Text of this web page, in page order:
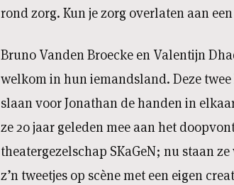
rond zorg. Kun je zorg overlaten aan
Bruno Vanden Broecke en Valentijn
welkom in hun iemandsland. Deze twee
slaan voor Jonathan de handen in
ze 20 jaar geleden mee aan het
theatergezelschap SKaGeN; nu staan
z’n tweetjes op scène met een eigen